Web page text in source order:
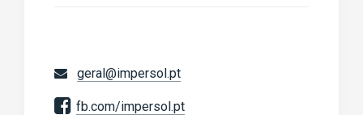
geral@impersol.pt
fb.com/impersol.pt